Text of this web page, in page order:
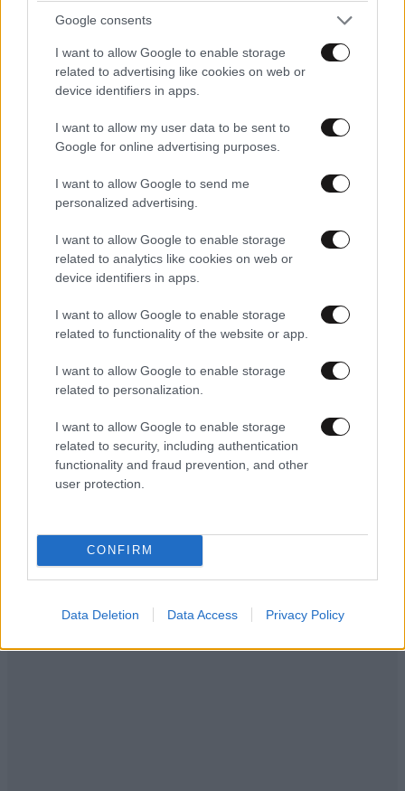
Google consents
I want to allow Google to enable storage
related to advertising like cookies on web or
device identifiers in apps.
I want to allow my user data to be sent to
Google for online advertising purposes.
I want to allow Google to send me
personalized advertising.
I want to allow Google to enable storage
related to analytics like cookies on web or
device identifiers in apps.
I want to allow Google to enable storage
related to functionality of the website or app.
I want to allow Google to enable storage
related to personalization.
I want to allow Google to enable storage
related to security, including authentication
functionality and fraud prevention, and other
user protection.
CONFIRM
Data Deletion Data Access Privacy Policy
LIFESTYLE08·08·2026 19:12
Εριέττα Κούρκουλου – Τα 33α γενέθλια και τα
φιλιά με τον Βύρωνα Βασιλειάδη: «Καμία στιγμή